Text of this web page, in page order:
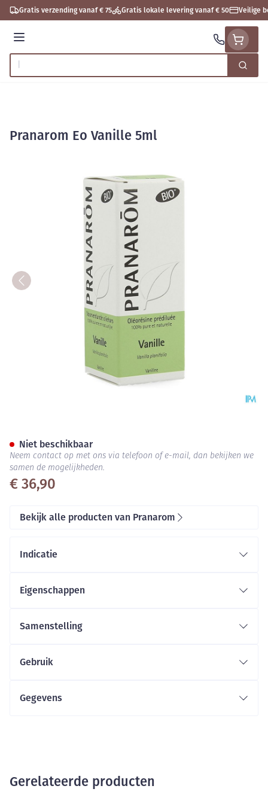
Ga naar de inhoud
Gratis verzending vanaf € 75 Gratis lokale levering vanaf € 50 Veilige
Menu
Product, merk, categorie... Zoek
Pranarom Eo Vanille 5ml
€ 36,90
Niet beschikbaar
Neem contact op met ons via telefoon of e-mail, dan bekijken we
samen de mogelijkheden.
Bekijk alle producten van Pranarom
Indicatie
Eigenschappen
Samenstelling
Gebruik
Gegevens
Gerelateerde producten